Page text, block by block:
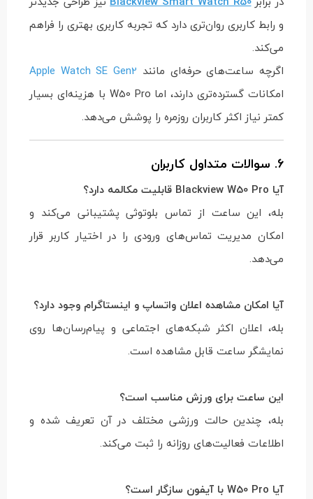
و رابط کاربری روان‌تری دارد که تجربه کاربری بهتری را فراهم
می‌کند.
اگرچه ساعت‌های حرفه‌ای مانند Apple Watch SE Gen2
امکانات گسترده‌تری دارند، اما W50 Pro با هزینه‌ای بسیار
کمتر نیاز اکثر کاربران روزمره را پوشش می‌دهد.
6. سوالات متداول کاربران
آیا Blackview W50 Pro قابلیت مکالمه دارد؟
بله، این ساعت از تماس بلوتوثی پشتیبانی می‌کند و
امکان مدیریت تماس‌های ورودی را در اختیار کاربر قرار
می‌دهد.
آیا امکان مشاهده اعلان واتساپ و اینستاگرام وجود دارد؟
بله، اعلان اکثر شبکه‌های اجتماعی و پیام‌رسان‌ها روی
نمایشگر ساعت قابل مشاهده است.
این ساعت برای ورزش مناسب است؟
بله، چندین حالت ورزشی مختلف در آن تعریف شده و
اطلاعات فعالیت‌های روزانه را ثبت می‌کند.
آیا W50 Pro با آیفون سازگار است؟